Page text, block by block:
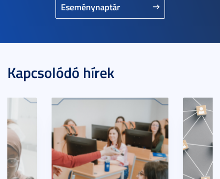
Eseménynaptár
Kapcsolódó hírek